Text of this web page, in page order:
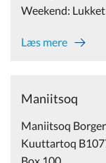
Weekend: Lukket
Læs mere
Maniitsoq
Maniitsoq
Kuuttartoq